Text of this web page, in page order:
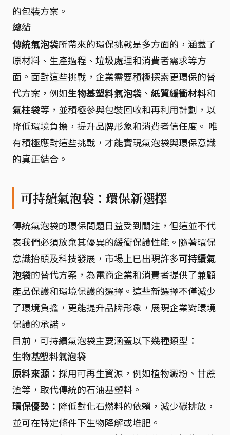
的包裝方案。
總結
傳統氣泡袋所帶來的環保挑戰是多方面的，涵蓋了
原材料、生產過程、垃圾處理和消費者需求等方
面。面對這些挑戰，企業需要積極探索更環保的替
代方案，例如生物基塑料氣泡袋 、 紙質緩衝材料和
氣柱袋等，並積極參與包裝回收和再利用計劃，以
降低環境負擔，提升品牌形象和消費者信任度。 唯
有積極應對這些挑戰，才能實現氣泡袋與環保意識
的真正結合。
可持續氣泡袋：環保新選擇
傳統氣泡袋的環保問題日益受到關注，但這並不代
表我們必須放棄其優異的緩衝保護性能。隨著環保
意識抬頭及科技發展，市場上已出現許多可持續氣
泡袋的替代方案，為電商企業和消費者提供了兼顧
產品保護和環境保護的選擇。這些新選擇不僅減少
了環境負擔，更能提升品牌形象，展現企業對環境
保護的承諾。
目前，可持續氣泡袋主要涵蓋以下幾種類型：
生物基塑料氣泡袋
原料來源： 採用可再生資源，例如植物澱粉、甘蔗
渣等，取代傳統的石油基塑料。
環保優勢： 降低對化石燃料的依賴，減少碳排放，
並可在特定條件下生物降解或堆肥。